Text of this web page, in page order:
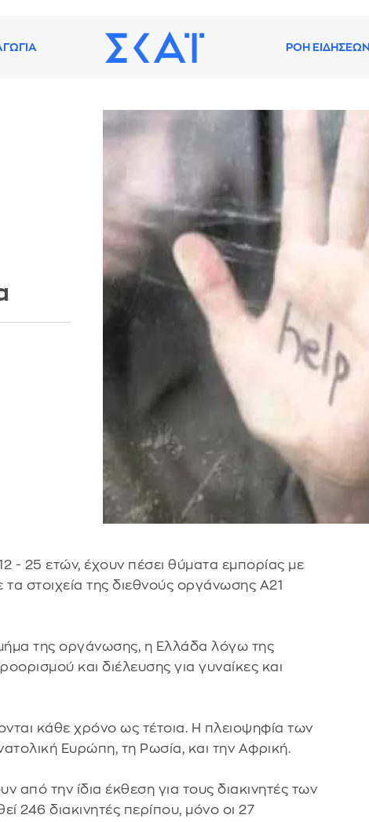
ΡΟΗ ΕΙΔΗΣΕΩΝ
- 25 ετών, έχουν πέσει θύματα εμπορίας με
στοιχεία της διεθνούς οργάνωσης Α21
της οργάνωσης, η Ελλάδα λόγω της
και διέλευσης για γυναίκες και
κάθε χρόνο ως τέτοια. Η πλειοψηφία των
Ευρώπη, τη Ρωσία, και την Αφρική.
από την ίδια έκθεση για τους διακινητές των
246 διακινητές περίπου, μόνο οι 27